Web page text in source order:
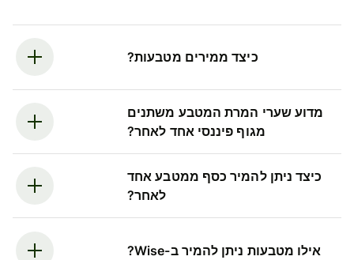
כיצד ממירים מטבעות?
מדוע שערי המרת המטבע משתנים
מגוף פיננסי אחד לאחר?
כיצד ניתן להמיר כסף ממטבע אחד
לאחר?
אילו מטבעות ניתן להמיר ב-Wise?